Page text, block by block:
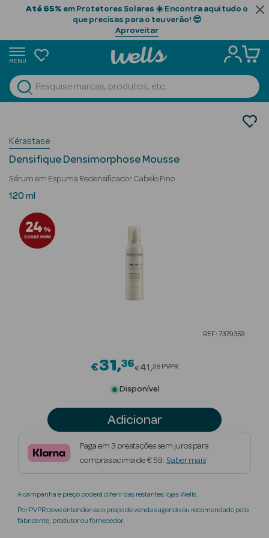
Até 65% em Protetores Solares ☀️ Encontra aqui tudo o
que precisas para o teu verão! 😎
Aproveitar
MENU
Ver Tudo
Beauty Season
Cabelo
Profissional
Beauty Season
Beauty Season
Cosmética
Beauty Season
Nutricosmética
Perfumes
Beauty Season
Séruns
Kérastase
Densifique Densimorphose Mousse
Sérum em Espuma Redensificador Cabelo Fino
120 ml
24%
SOBRE PVPR
REF: 7379359
€31 36Price reduced from
€ 41 26 PVPR
Disponível
Adicionar
Paga em 3 prestações sem juros para
compras acima de € 59. Saber mais
A campanha e preço poderá diferir das restantes lojas Wells.
Por PVPR deve entender-se o preço de venda sugerido ou recomendado pelo
fabricante, produtor ou fornecedor.